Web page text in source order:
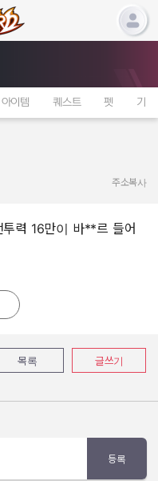
아이템 퀘스트 펫 기타
주소복사
력 16만이 바**르 들어
:
목록 글쓰기
등록